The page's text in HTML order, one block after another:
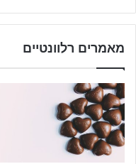
מאמרים רלוונטיים